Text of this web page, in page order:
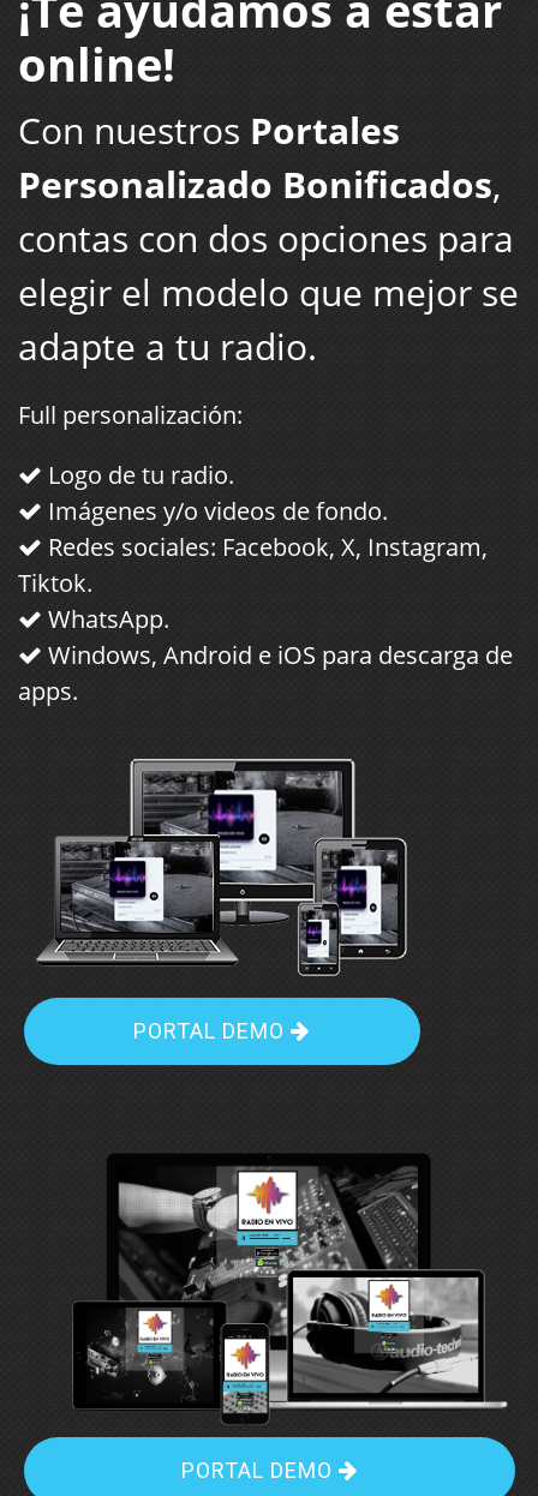
online!
Con nuestros Portales
Personalizado Bonificados,
contas con dos opciones para
elegir el modelo que mejor se
adapte a tu radio.
Full personalización:
Logo de tu radio.
Imágenes y/o videos de fondo.
Redes sociales: Facebook, X, Instagram,
Tiktok.
WhatsApp.
Windows, Android e iOS para descarga de
apps.
PORTAL DEMO
PORTAL DEMO